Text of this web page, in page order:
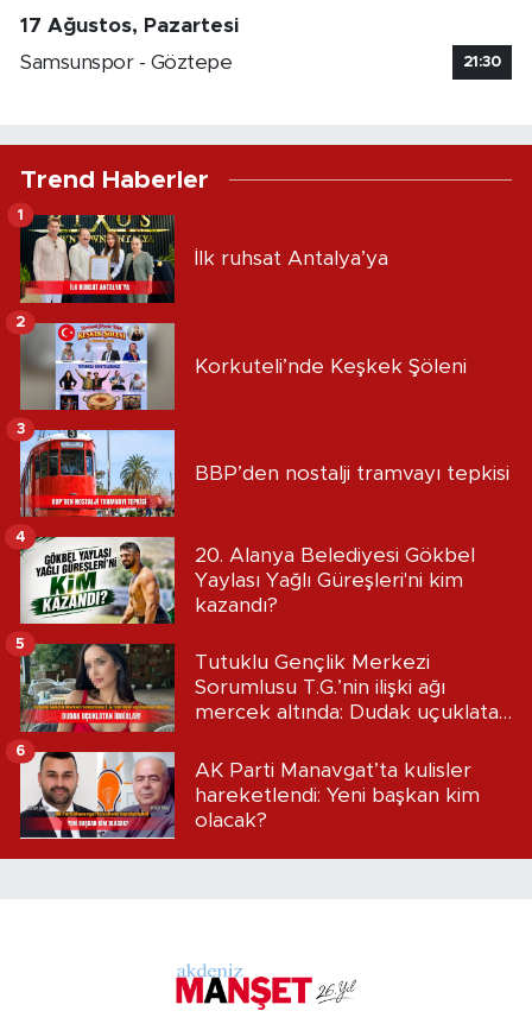
17 Ağustos, Pazartesi
Samsunspor - Göztepe
21:30
Trend Haberler
İlk ruhsat Antalya’ya
1
Korkuteli’nde Keşkek Şöleni
2
BBP’den nostalji tramvayı tepkisi
3
20. Alanya Belediyesi Gökbel
Yaylası Yağlı Güreşleri'ni kim
kazandı?
4
Tutuklu Gençlik Merkezi
Sorumlusu T.G.’nin ilişki ağı
mercek altında: Dudak uçuklatan
5
AK Parti Manavgat’ta kulisler
hareketlendi: Yeni başkan kim
olacak?
6